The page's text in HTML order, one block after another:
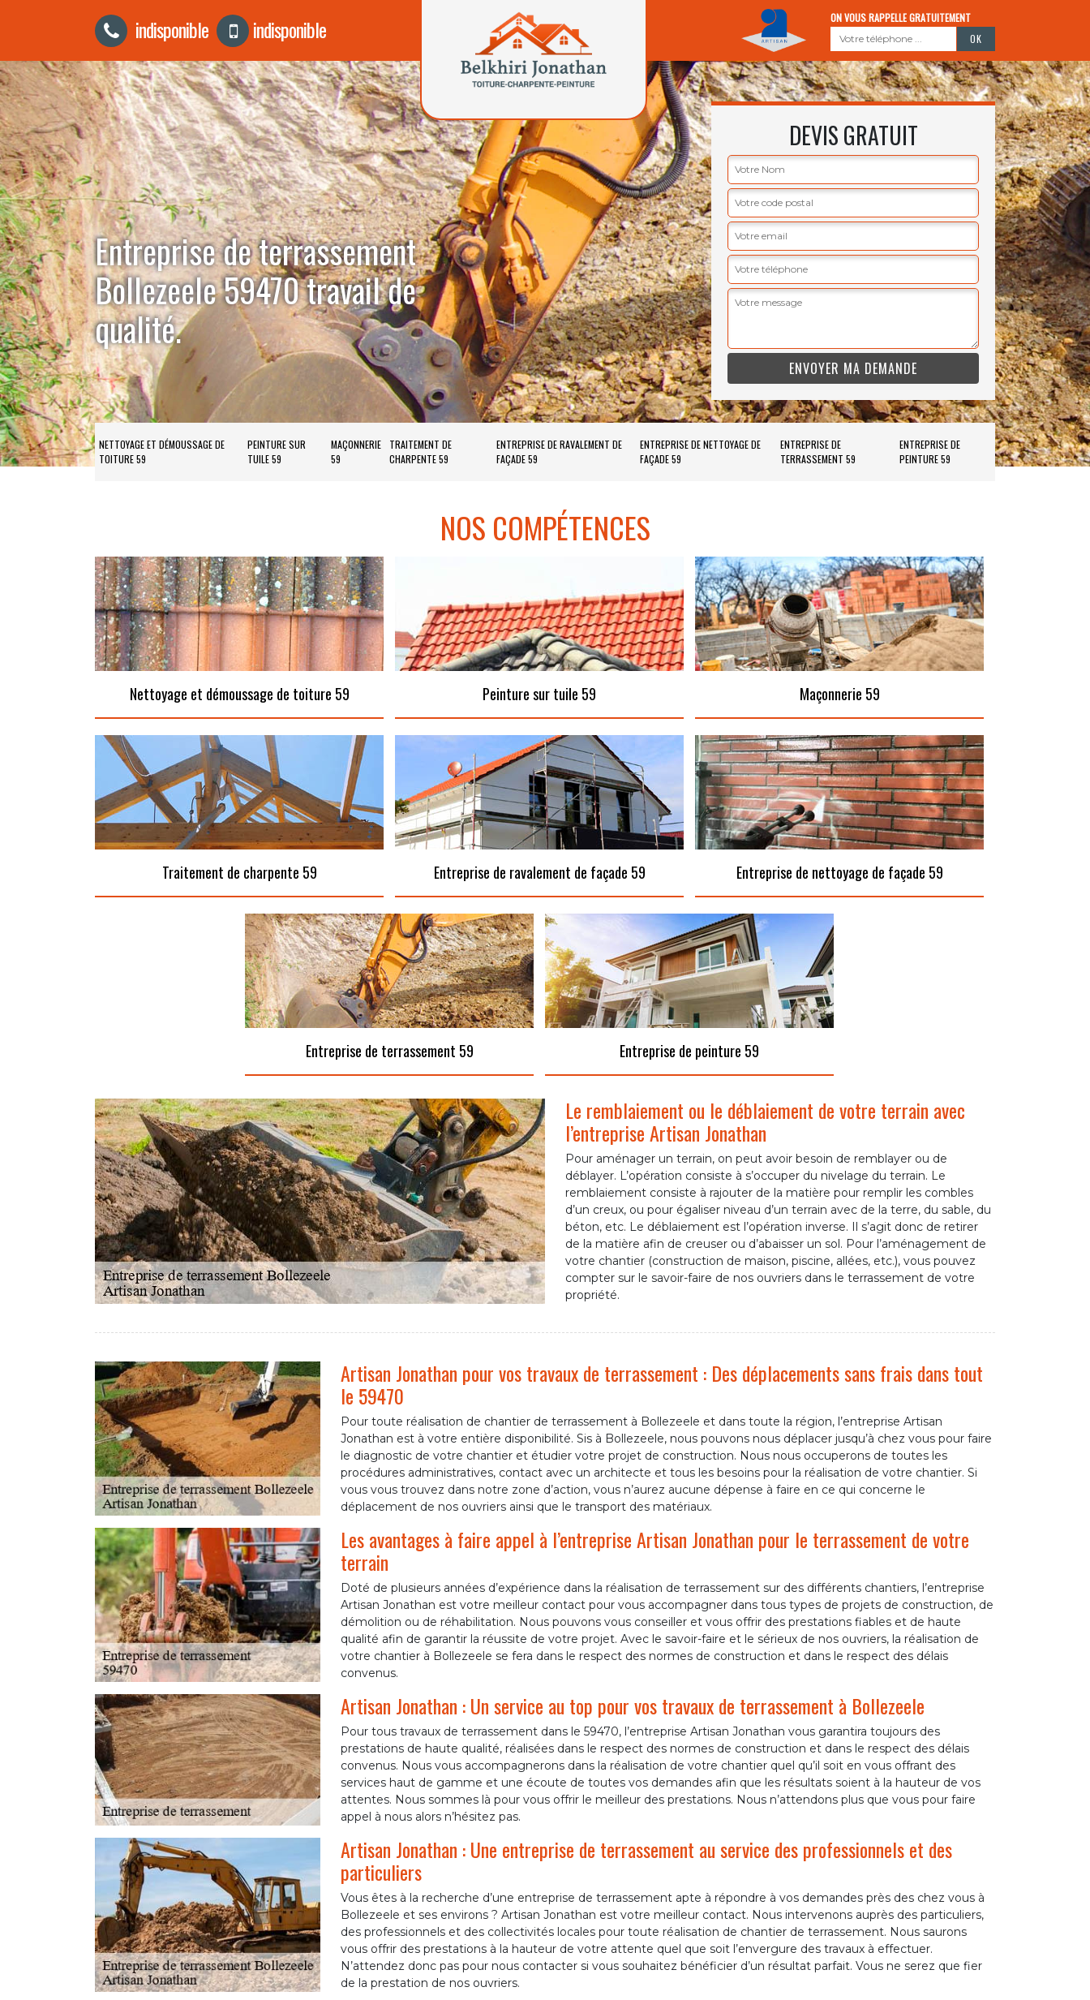
indisponible indisponible ON VOUS RAPPELLE GRATUITEMENT
Entreprise de terrassement
Bollezeele 59470 travail de
qualité.
DEVIS GRATUIT
NETTOYAGE ET DÉMOUSSAGE DE
TOITURE 59
PEINTURE SUR
TUILE 59
MAÇONNERIE
59
TRAITEMENT DE
CHARPENTE 59
ENTREPRISE DE RAVALEMENT DE
FAÇADE 59
ENTREPRISE DE NETTOYAGE DE
FAÇADE 59
ENTREPRISE DE
TERRASSEMENT 59
ENTREPRISE DE
PEINTURE 59
NOS COMPÉTENCES
Nettoyage et démoussage de toiture 59 Peinture sur tuile 59 Maçonnerie 59
Traitement de charpente 59 Entreprise de ravalement de façade 59 Entreprise de nettoyage de façade 59
Entreprise de terrassement 59 Entreprise de peinture 59
Le remblaiement ou le déblaiement de votre terrain avec
l’entreprise Artisan Jonathan
Pour aménager un terrain, on peut avoir besoin de remblayer ou de
déblayer. L’opération consiste à s’occuper du nivelage du terrain. Le
remblaiement consiste à rajouter de la matière pour remplir les combles
d’un creux, ou pour égaliser niveau d’un terrain avec de la terre, du sable, du
béton, etc. Le déblaiement est l’opération inverse. Il s’agit donc de retirer
de la matière afin de creuser ou d’abaisser un sol. Pour l’aménagement de
votre chantier (construction de maison, piscine, allées, etc.), vous pouvez
compter sur le savoir-faire de nos ouvriers dans le terrassement de votre
propriété.
Artisan Jonathan pour vos travaux de terrassement : Des déplacements sans frais dans tout
le 59470
Pour toute réalisation de chantier de terrassement à Bollezeele et dans toute la région, l’entreprise Artisan
Jonathan est à votre entière disponibilité. Sis à Bollezeele, nous pouvons nous déplacer jusqu’à chez vous pour faire
le diagnostic de votre chantier et étudier votre projet de construction. Nous nous occuperons de toutes les
procédures administratives, contact avec un architecte et tous les besoins pour la réalisation de votre chantier. Si
vous vous trouvez dans notre zone d’action, vous n’aurez aucune dépense à faire en ce qui concerne le
déplacement de nos ouvriers ainsi que le transport des matériaux.
Les avantages à faire appel à l’entreprise Artisan Jonathan pour le terrassement de votre
terrain
Doté de plusieurs années d’expérience dans la réalisation de terrassement sur des différents chantiers, l’entreprise
Artisan Jonathan est votre meilleur contact pour vous accompagner dans tous types de projets de construction, de
démolition ou de réhabilitation. Nous pouvons vous conseiller et vous offrir des prestations fiables et de haute
qualité afin de garantir la réussite de votre projet. Avec le savoir-faire et le sérieux de nos ouvriers, la réalisation de
votre chantier à Bollezeele se fera dans le respect des normes de construction et dans le respect des délais
convenus.
Artisan Jonathan : Un service au top pour vos travaux de terrassement à Bollezeele
Pour tous travaux de terrassement dans le 59470, l’entreprise Artisan Jonathan vous garantira toujours des
prestations de haute qualité, réalisées dans le respect des normes de construction et dans le respect des délais
convenus. Nous vous accompagnerons dans la réalisation de votre chantier quel qu’il soit en vous offrant des
services haut de gamme et une écoute de toutes vos demandes afin que les résultats soient à la hauteur de vos
attentes. Nous sommes là pour vous offrir le meilleur des prestations. Nous n’attendons plus que vous pour faire
appel à nous alors n’hésitez pas.
Artisan Jonathan : Une entreprise de terrassement au service des professionnels et des
particuliers
Vous êtes à la recherche d’une entreprise de terrassement apte à répondre à vos demandes près des chez vous à
Bollezeele et ses environs ? Artisan Jonathan est votre meilleur contact. Nous intervenons auprès des particuliers,
des professionnels et des collectivités locales pour toute réalisation de chantier de terrassement. Nous saurons
vous offrir des prestations à la hauteur de votre attente quel que soit l’envergure des travaux à effectuer.
N’attendez donc pas pour nous contacter si vous souhaitez bénéficier d’un résultat parfait. Vous ne serez que fier
de la prestation de nos ouvriers.